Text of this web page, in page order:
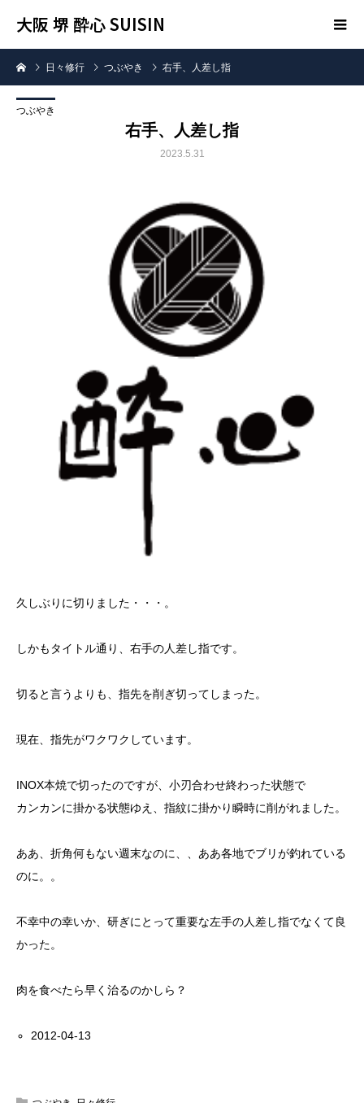
大阪 堺 酔心 SUISIN
日々修行 つぶやき 右手、人差し指
つぶやき
右手、人差し指
2023.5.31
久しぶりに切りました・・・。
しかもタイトル通り、右手の人差し指です。
切ると言うよりも、指先を削ぎ切ってしまった。
現在、指先がワクワクしています。
INOX本焼で切ったのですが、小刃合わせ終わった状態で
カンカンに掛かる状態ゆえ、指紋に掛かり瞬時に削がれました。
ああ、折角何もない週末なのに、、ああ各地でブリが釣れている
のに。。
不幸中の幸いか、研ぎにとって重要な左手の人差し指でなくて良
かった。
肉を食べたら早く治るのかしら？
2012-04-13